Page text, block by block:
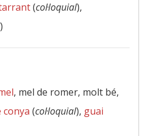
(col·loquial),
)
, mel de romer, molt bé,
conya (col·loquial), guai